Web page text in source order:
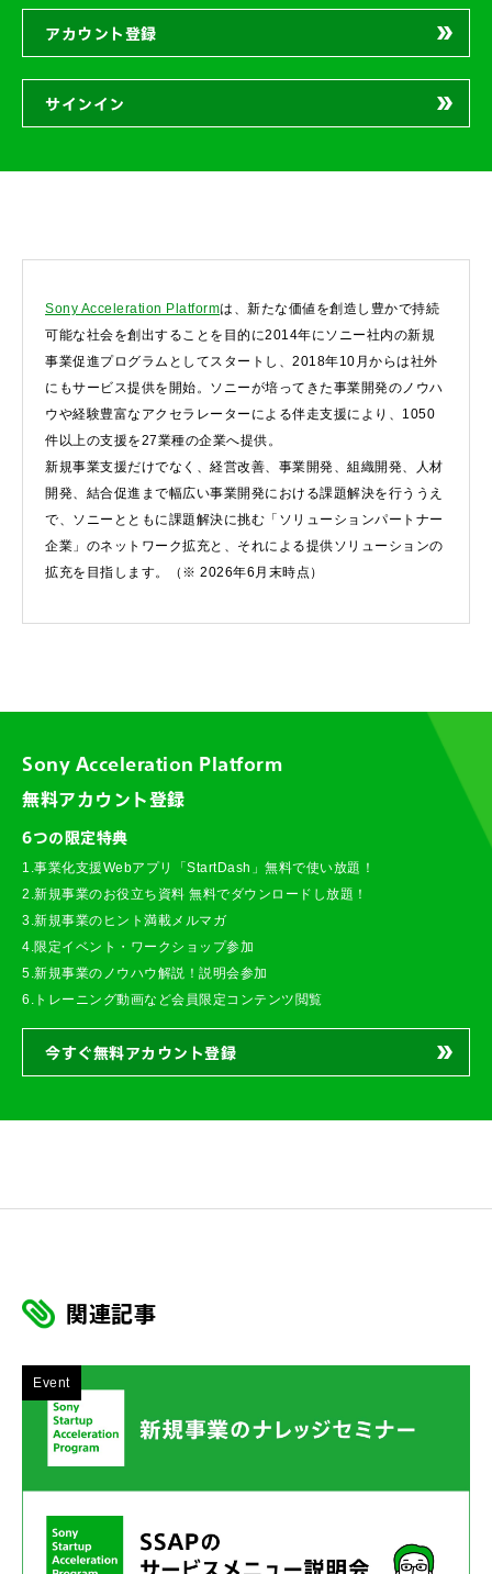
アカウント登録
サインイン
Sony Acceleration Platformは、新たな価値を創造し豊かで持続
可能な社会を創出することを目的に2014年にソニー社内の新規
事業促進プログラムとしてスタートし、2018年10月からは社外
にもサービス提供を開始。ソニーが培ってきた事業開発のノウハ
ウや経験豊富なアクセラレーターによる伴走支援により、1050
件以上の支援を27業種の企業へ提供。
新規事業支援だけでなく、経営改善、事業開発、組織開発、人材
開発、結合促進まで幅広い事業開発における課題解決を行ううえ
で、ソニーとともに課題解決に挑む「ソリューションパートナー
企業」のネットワーク拡充と、それによる提供ソリューションの
拡充を目指します。（※ 2026年6月末時点）
Sony Acceleration Platform
無料アカウント登録
6つの限定特典
1.事業化支援Webアプリ「StartDash」無料で使い放題！
2.新規事業のお役立ち資料 無料でダウンロードし放題！
3.新規事業のヒント満載メルマガ
4.限定イベント・ワークショップ参加
5.新規事業のノウハウ解説！説明会参加
6.トレーニング動画など会員限定コンテンツ閲覧
今すぐ無料アカウント登録
関連記事
Event